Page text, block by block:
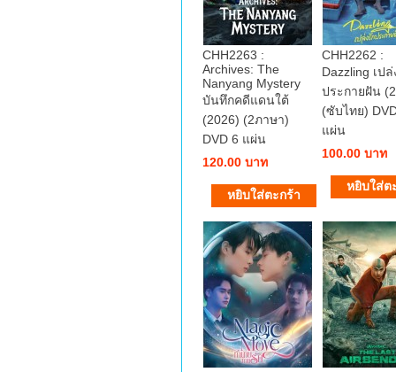
CHH2263 :
Archives: The
Nanyang Mystery
บันทึกคดีแดนใต้
(2026) (2ภาษา)
DVD 6 แผ่น
120.00 บาท
CHH2262 :
Dazzling เปล่
ประกายฝัน
(ซับไทย)
แผ่น
100.00 บาท